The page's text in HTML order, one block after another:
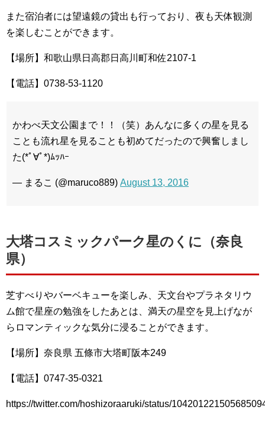
また宿泊者には望遠鏡の貸出も行っており、夜も天体観測
を楽しむことができます。
【場所】和歌山県日高郡日高川町和佐2107-1
【電話】0738-53-1120
かわべ天文公園まで！！（笑）あんなに多くの星を見る
ことも流れ星を見ることも初めてだったので興奮しまし
た(*ﾟ∀ﾟ*)ﾑｯﾊｰ
— まるこ (@maruco889) August 13, 2016
大塔コスミックパーク星のくに（奈良
県）
芝すべりやバーベキューを楽しみ、天文台やプラネタリウ
ム館で星座の勉強をしたあとは、満天の星空を見上げなが
らロマンティックな気分に浸ることができます。
【場所】奈良県 五條市大塔町阪本249
【電話】0747-35-0321
https://twitter.com/hoshizoraaruki/status/